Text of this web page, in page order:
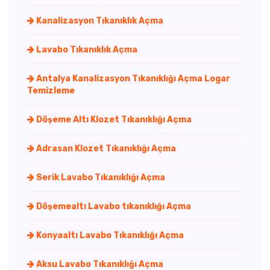
Kanalizasyon Tıkanıklık Açma
Lavabo Tıkanıklık Açma
Antalya Kanalizasyon Tıkanıklığı Açma Logar
Temizleme
Döşeme Altı Klozet Tıkanıklığı Açma
Adrasan Klozet Tıkanıklığı Açma
Serik Lavabo Tıkanıklığı Açma
Döşemealtı Lavabo tıkanıklığı Açma
Konyaaltı Lavabo Tıkanıklığı Açma
Aksu Lavabo Tıkanıklığı Açma